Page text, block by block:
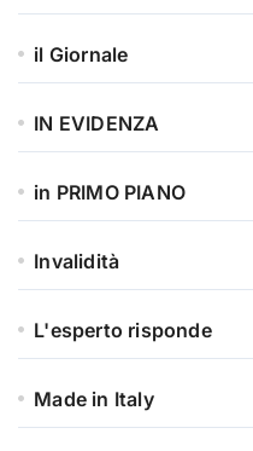
il Giornale
IN EVIDENZA
in PRIMO PIANO
Invalidità
L'esperto risponde
Made in Italy